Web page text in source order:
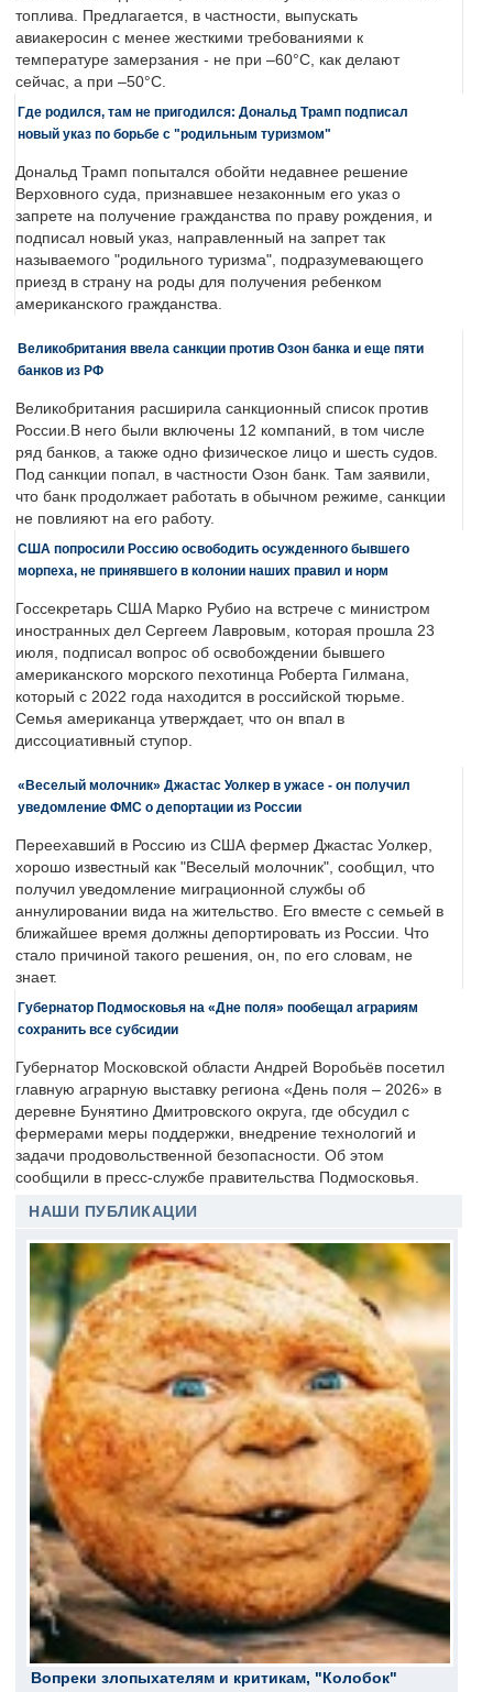
топлива. Предлагается, в частности, выпускать
авиакеросин с менее жесткими требованиями к
температуре замерзания - не при –60°C, как делают
сейчас, а при –50°C.
Где родился, там не пригодился: Дональд Трамп подписал
новый указ по борьбе с "родильным туризмом"
Дональд Трамп попытался обойти недавнее решение
Верховного суда, признавшее незаконным его указ о
запрете на получение гражданства по праву рождения, и
подписал новый указ, направленный на запрет так
называемого "родильного туризма", подразумевающего
приезд в страну на роды для получения ребенком
американского гражданства.
Великобритания ввела санкции против Озон банка и еще пяти
банков из РФ
Великобритания расширила санкционный список против
России.В него были включены 12 компаний, в том числе
ряд банков, а также одно физическое лицо и шесть судов.
Под санкции попал, в частности Озон банк. Там заявили,
что банк продолжает работать в обычном режиме, санкции
не повлияют на его работу.
США попросили Россию освободить осужденного бывшего
морпеха, не принявшего в колонии наших правил и норм
Госсекретарь США Марко Рубио на встрече с министром
иностранных дел Сергеем Лавровым, которая прошла 23
июля, подписал вопрос об освобождении бывшего
американского морского пехотинца Роберта Гилмана,
который с 2022 года находится в российской тюрьме.
Семья американца утверждает, что он впал в
диссоциативный ступор.
«Веселый молочник» Джастас Уолкер в ужасе - он получил
уведомление ФМС о депортации из России
Переехавший в Россию из США фермер Джастас Уолкер,
хорошо известный как "Веселый молочник", сообщил, что
получил уведомление миграционной службы об
аннулировании вида на жительство. Его вместе с семьей в
ближайшее время должны депортировать из России. Что
стало причиной такого решения, он, по его словам, не
знает.
Губернатор Подмосковья на «Дне поля» пообещал аграриям
сохранить все субсидии
Губернатор Московской области Андрей Воробьёв посетил
главную аграрную выставку региона «День поля – 2026» в
деревне Бунятино Дмитровского округа, где обсудил с
фермерами меры поддержки, внедрение технологий и
задачи продовольственной безопасности. Об этом
сообщили в пресс-службе правительства Подмосковья.
НАШИ ПУБЛИКАЦИИ
Вопреки злопыхателям и критикам, "Колобок"